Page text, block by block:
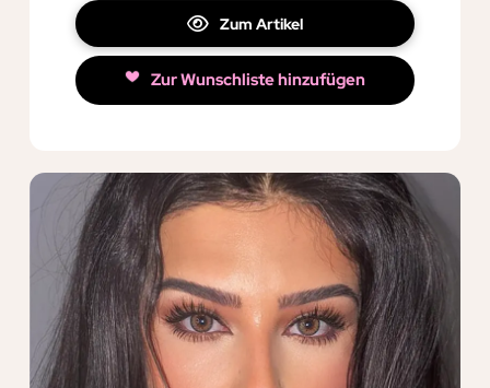
Zum Artikel
Zur Wunschliste hinzufügen